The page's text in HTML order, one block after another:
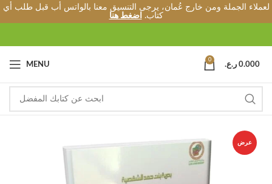
لعملاء الجملة ومن خارج عُمان، يرجى التنسيق معنا بالواتس أب قبل طلب أي
كتاب.
اضغط هنا
MENU
0
0.000 ر.ع.
عرض